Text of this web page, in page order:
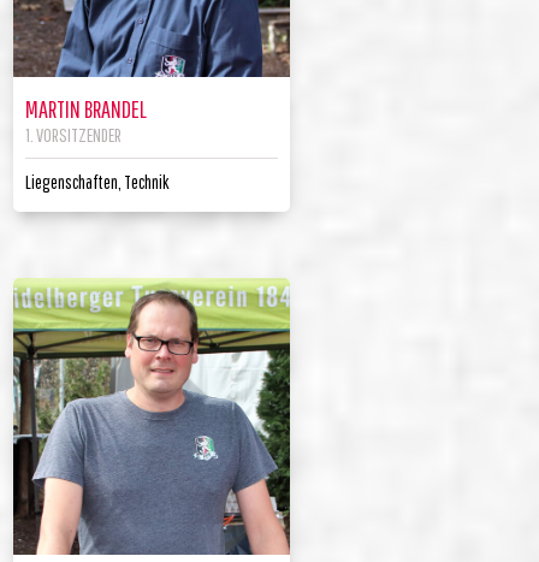
MARTIN BRANDEL
1. VORSITZENDER
Liegenschaften, Technik